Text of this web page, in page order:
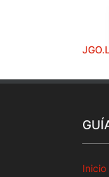
Inicio